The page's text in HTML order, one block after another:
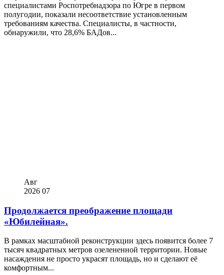
специалистами Роспотребнадзора по Югре в первом
полугодии, показали несоответствие установленным
требованиям качества. Специалисты, в частности,
обнаружили, что 28,6% БАДов...
Авг
2026 07
Продолжается преображение площади
«Юбилейная».
В рамках масштабной реконструкции здесь появится более 7
тысяч квадратных метров озелененной территории. Новые
насаждения не просто украсят площадь, но и сделают её
комфортным...